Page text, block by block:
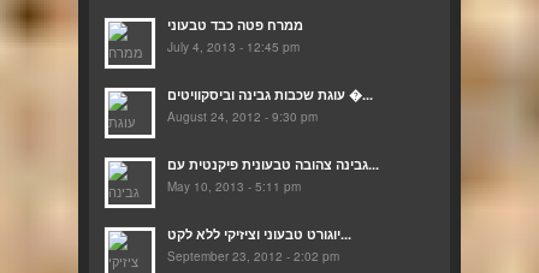
ממרח פטה כבד טבעוני
July 4, 2013 - 12:45 pm
עוגת שכבות גבינה וביסקוויטים �...
August 24, 2012 - 9:30 pm
גבינה צהובה טבעונית פיקנטית עם...
May 10, 2013 - 5:11 pm
יוגורט טבעוני וציזיקי ללא לקט...
September 23, 2012 - 2:02 pm